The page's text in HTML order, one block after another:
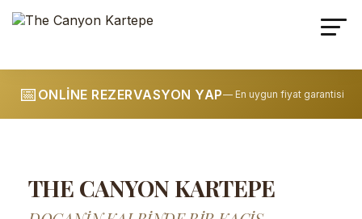
📅 ONLİNE REZERVASYON YAP— En uygun fiyat garantisi
THE CANYON KARTEPE